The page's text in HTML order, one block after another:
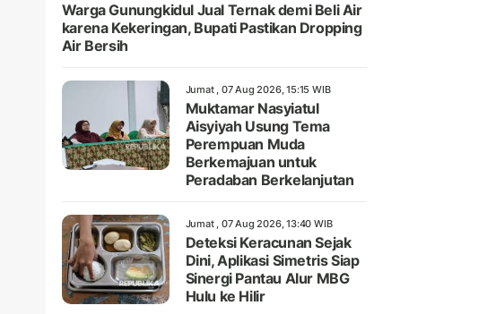
Warga Gunungkidul Jual Ternak demi Beli Air
karena Kekeringan, Bupati Pastikan Dropping
Air Bersih
Jumat , 07 Aug 2026, 15:15 WIB
Muktamar Nasyiatul
Aisyiyah Usung Tema
Perempuan Muda
Berkemajuan untuk
Peradaban Berkelanjutan
Jumat , 07 Aug 2026, 13:40 WIB
Deteksi Keracunan Sejak
Dini, Aplikasi Simetris Siap
Sinergi Pantau Alur MBG
Hulu ke Hilir